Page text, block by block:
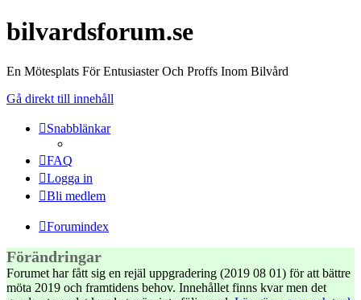
bilvardsforum.se
En Mötesplats För Entusiaster Och Proffs Inom Bilvård
Gå direkt till innehåll
Snabblänkar
FAQ
Logga in
Bli medlem
Forumindex
Förändringar
Forumet har fått sig en rejäl uppgradering (2019 08 01) för att bättre
möta 2019 och framtidens behov. Innehållet finns kvar men det